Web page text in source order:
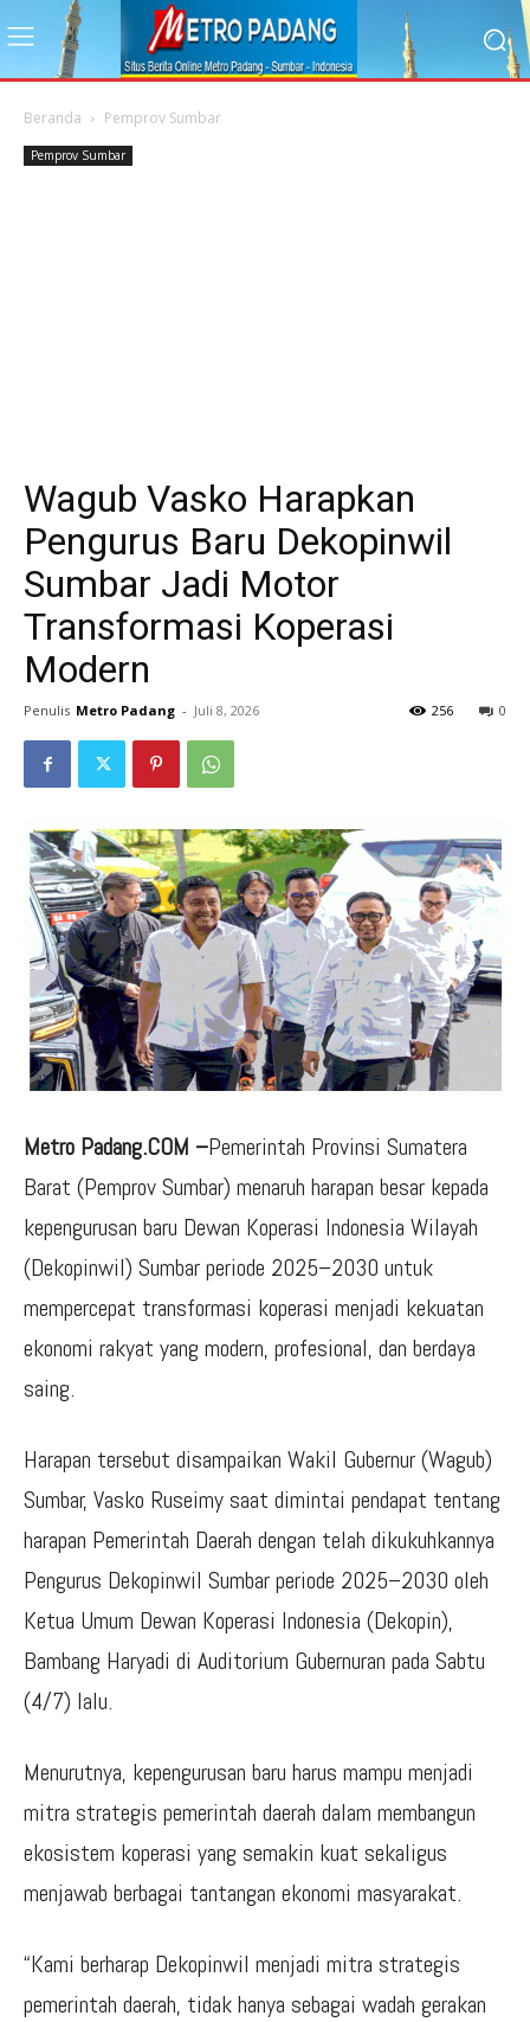
Beranda Pemprov Sumbar
Pemprov Sumbar
Wagub Vasko Harapkan
Pengurus Baru Dekopinwil
Sumbar Jadi Motor
Transformasi Koperasi
Modern
Penulis Metro Padang - Juli 8, 2026 0
256
Metro Padang.COM –Pemerintah Provinsi Sumatera
Barat (Pemprov Sumbar) menaruh harapan besar kepada
kepengurusan baru Dewan Koperasi Indonesia Wilayah
(Dekopinwil) Sumbar periode 2025–2030 untuk
mempercepat transformasi koperasi menjadi kekuatan
ekonomi rakyat yang modern, profesional, dan berdaya
saing.
Harapan tersebut disampaikan Wakil Gubernur (Wagub)
Sumbar, Vasko Ruseimy saat dimintai pendapat tentang
harapan Pemerintah Daerah dengan telah dikukuhkannya
Pengurus Dekopinwil Sumbar periode 2025–2030 oleh
Ketua Umum Dewan Koperasi Indonesia (Dekopin),
Bambang Haryadi di Auditorium Gubernuran pada Sabtu
(4/7) lalu.
Menurutnya, kepengurusan baru harus mampu menjadi
mitra strategis pemerintah daerah dalam membangun
ekosistem koperasi yang semakin kuat sekaligus
menjawab berbagai tantangan ekonomi masyarakat.
“Kami berharap Dekopinwil menjadi mitra strategis
pemerintah daerah, tidak hanya sebagai wadah gerakan